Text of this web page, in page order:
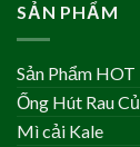
SẢN PHẨM
Sản Phẩm HOT
Ống Hút Rau Củ
Mì cải Kale